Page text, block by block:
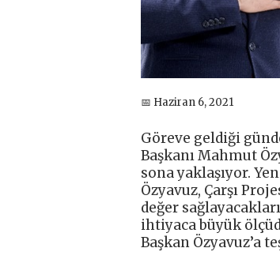
📅 Haziran 6, 2021
Göreve geldiği
Başkanı Mahmut
sona yaklaşıyor.
Özyavuz, Çarşı
değer
ihtiyaca büyük
Başkan Özyavuz’a